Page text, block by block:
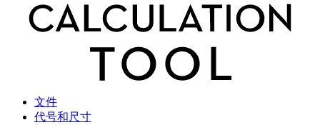
文件
代号和尺寸